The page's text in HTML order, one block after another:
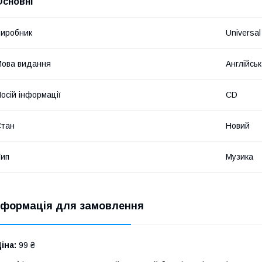
Universal
видання
інформації CD
Новий
Музика
для замовлення
99 ₴